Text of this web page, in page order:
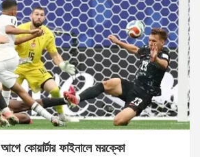
আগে কোয়ার্টার ফাইনালে মরক্কো